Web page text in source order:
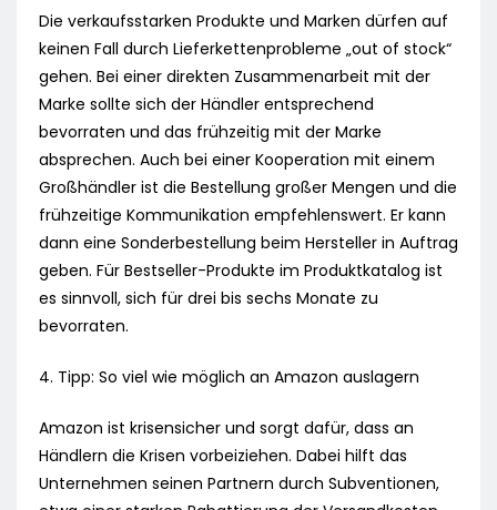
Die verkaufsstarken Produkte und Marken dürfen auf
keinen Fall durch Lieferkettenprobleme „out of stock“
gehen. Bei einer direkten Zusammenarbeit mit der
Marke sollte sich der Händler entsprechend
bevorraten und das frühzeitig mit der Marke
absprechen. Auch bei einer Kooperation mit einem
Großhändler ist die Bestellung großer Mengen und die
frühzeitige Kommunikation empfehlenswert. Er kann
dann eine Sonderbestellung beim Hersteller in Auftrag
geben. Für Bestseller-Produkte im Produktkatalog ist
es sinnvoll, sich für drei bis sechs Monate zu
bevorraten.
4. Tipp: So viel wie möglich an Amazon auslagern
Amazon ist krisensicher und sorgt dafür, dass an
Händlern die Krisen vorbeiziehen. Dabei hilft das
Unternehmen seinen Partnern durch Subventionen,